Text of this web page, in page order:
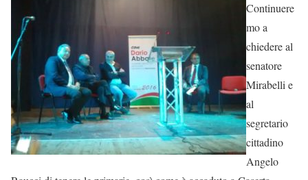
Continuere
mo a
chiedere al
senatore
Mirabelli e
al
segretario
cittadino
Angelo